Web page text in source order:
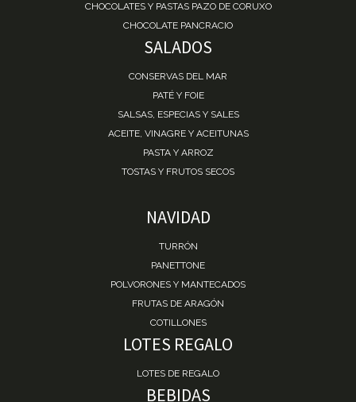
CHOCOLATES Y PASTAS PAZO DE CORUXO
CHOCOLATE PANCRACIO
SALADOS
CONSERVAS DEL MAR
PATÉ Y FOIE
SALSAS, ESPECIAS Y SALES
ACEITE, VINAGRE Y ACEITUNAS
PASTA Y ARROZ
TOSTAS Y FRUTOS SECOS
NAVIDAD
TURRÓN
PANETTONE
POLVORONES Y MANTECADOS
FRUTAS DE ARAGÓN
COTILLONES
LOTES REGALO
LOTES DE REGALO
BEBIDAS